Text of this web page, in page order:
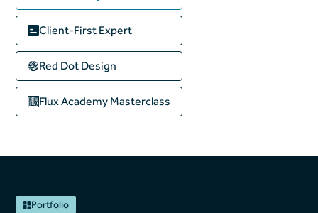
Client-First Expert
Red Dot Design
Flux Academy Masterclass
Portfolio